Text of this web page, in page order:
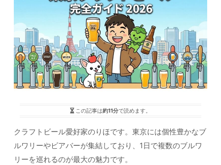
この記事は約11分で読めます。
クラフトビール愛好家のりほです。東京には個性豊かなブ
ルワリーやビアバーが集結しており、1日で複数のブルワ
リーを巡れるのが最大の魅力です。